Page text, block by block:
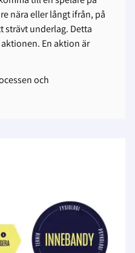
nära eller långt ifrån, på
strävt underlag. Detta
En aktion är
och